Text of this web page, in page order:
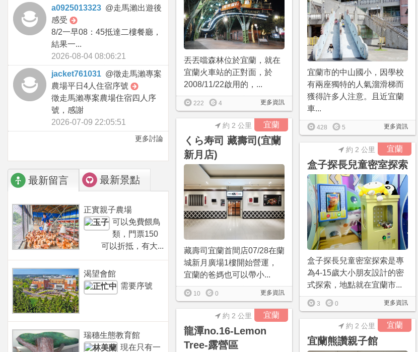
a0925013323 @走馬瀨出遊後
感受
8/2一早08：45抵達二樓餐廳，
結果一...
2026-08-04 08:06:21
jacket761031 @徵走馬瀨專案
農場平日4人住宿序號
徵走馬瀨專案農場住宿四人序
號，感謝
2026-07-09 22:05:51
更多討論
最新留言 最新景點
正實親子農場
可以免費餵鳥
類，門票150
可以折抵，有大...
渴望會館
需要序號
瑞穗生態教育館
現在只有一
丟丟噹森林位於宜蘭，就在
宜蘭火車站的正對面，於
2008/11/22啟用的，...
更多資訊
222 4
宜蘭市的中山國小，因學校
有兩座獨特的人氣溜滑梯而
獲得許多人注意。且近宜蘭
車...
更多資訊
428 5
宜蘭
約 2 公里
くら寿司 藏壽司(宜蘭
新月店)
藏壽司宜蘭首間店07/28在蘭
城新月廣場1樓開始營運，
宜蘭的爸媽也可以帶小...
更多資訊
10 0
宜蘭
約 2 公里
盒子探長兒童密室探索
盒子探長兒童密室探索是專
為4-15歲大小朋友設計的密
式探索，地點就在宜蘭市...
更多資訊
3 0
宜蘭
約 2 公里
龍潭no.16-Lemon
Tree-露營區
宜蘭
約 2 公里
宜蘭熊讚親子館